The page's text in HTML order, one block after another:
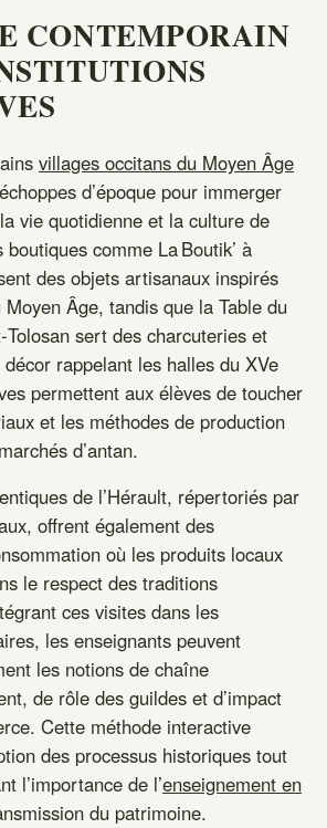
CONTEMPORAIN
villages occitans du Moyen Âge
d’époque pour immerger
vie quotidienne et la culture de
comme La Boutik’ à
des objets artisanaux inspirés
Âge, tandis que la Table du
sert des charcuteries et
rappelant les halles du XVe
permettent aux élèves de toucher
et les méthodes de production
d’antan.
de l’Hérault, répertoriés par
offrent également des
où les produits locaux
le respect des traditions
ces visites dans les
les enseignants peuvent
les notions de chaîne
de rôle des guildes et d’impact
Cette méthode interactive
des processus historiques tout
l’importance de l’enseignement en
du patrimoine.